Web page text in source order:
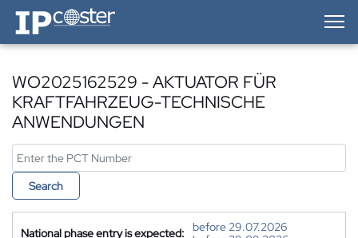
IP-Coster — Home
WO2025162529 - AKTUATOR FÜR
KRAFTFAHRZEUG-TECHNISCHE
ANWENDUNGEN
Search
National phase entry is expected:
before 29.07.2026